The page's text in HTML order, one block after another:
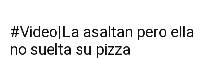
#Video|La asaltan pero ella
no suelta su pizza